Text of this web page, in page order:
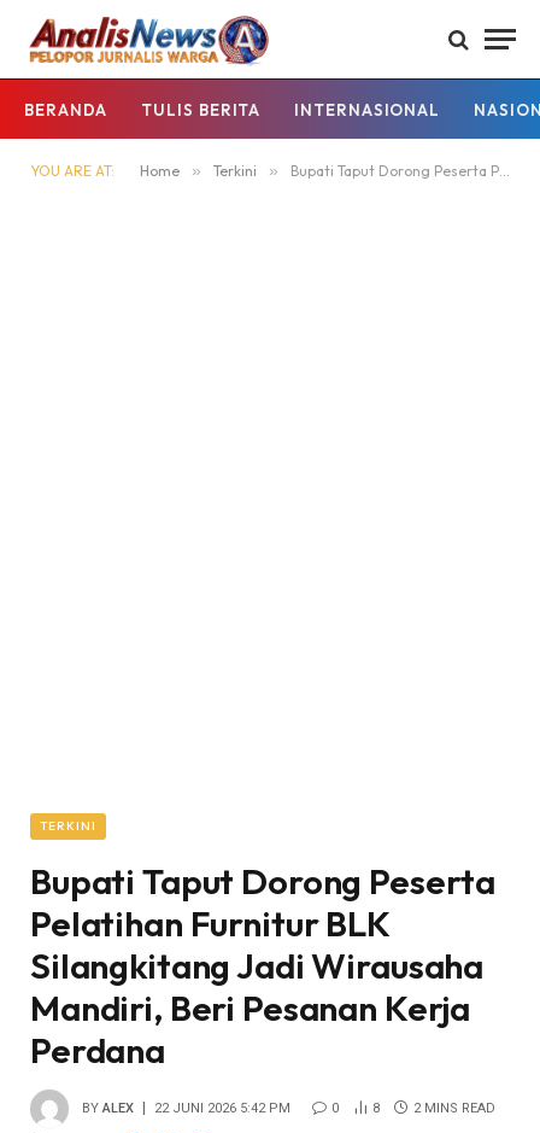
BERANDA TULIS BERITA INTERNASIONAL
YOU ARE AT: Home » Terkini » ‎Bupati Taput Dorong Peserta Pelatihan Furnitur BLK Silangkitang Jadi Wirausaha Mandiri, Beri Pesanan Kerja Perdana
TERKINI
‎Bupati Taput Dorong Peserta
Pelatihan Furnitur BLK
Silangkitang Jadi Wirausaha
Mandiri, Beri Pesanan Kerja
Perdana
BY ALEX 22 JUNI 2026 5:42 PM 0 8 2 MINS READ